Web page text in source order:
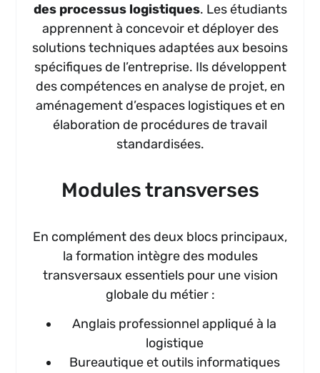
des processus logistiques. Les étudiants
apprennent à concevoir et déployer des
solutions techniques adaptées aux besoins
spécifiques de l’entreprise. Ils développent
des compétences en analyse de projet, en
aménagement d’espaces logistiques et en
élaboration de procédures de travail
standardisées.
Modules transverses
En complément des deux blocs principaux,
la formation intègre des modules
transversaux essentiels pour une vision
globale du métier :
Anglais professionnel appliqué à la
logistique
Bureautique et outils informatiques